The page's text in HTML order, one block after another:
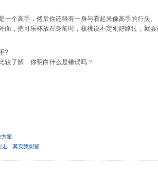
个高手，然后你还得有一身与看起来像高手的行头。
面，把可乐杯放在身前时，核桃说不定刚好路过，就会
?
较了解，你明白什么是错误吗？
方案
，其实我想留